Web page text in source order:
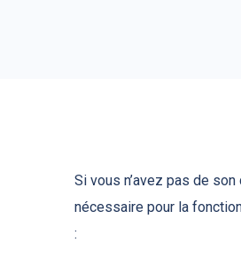
Si vous n’avez pas de
nécessaire pour la
: